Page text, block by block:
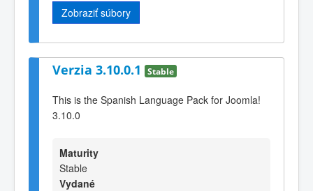
Zobraziť súbory
Verzia 3.10.0.1 Stable
This is the Spanish Language Pack for Joomla!
3.10.0
Maturity
Stable
Vydané